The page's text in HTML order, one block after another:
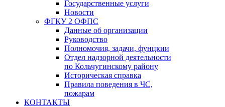
Государственные услуги
Новости
ФГКУ 2 ОФПС
Данные об организации
Руководство
Полномочия, задачи, фунцкии
Отдел надзорной деятельности
по Кольчугинскому району
Историческая справка
Правила поведения в ЧС,
пожарам
КОНТАКТЫ